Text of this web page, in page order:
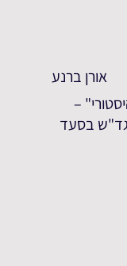
אורן ברנע
–
בסעד